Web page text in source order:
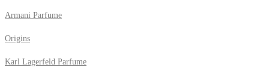
Armani Parfume
Origins
Karl Lagerfeld Parfume